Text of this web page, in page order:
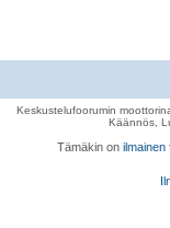
Keskustelufoorumin
Käännös,
Tämäkin on ilmainen